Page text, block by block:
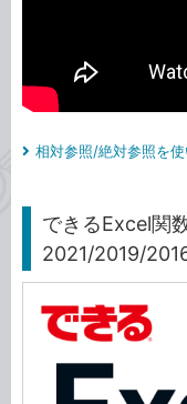
相対参照/絶対参照を
できるExcel関
2021/2019/